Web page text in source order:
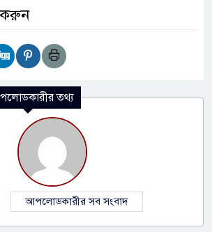
করুন
তথ্য
আপলোডকারীর সব সংবাদ